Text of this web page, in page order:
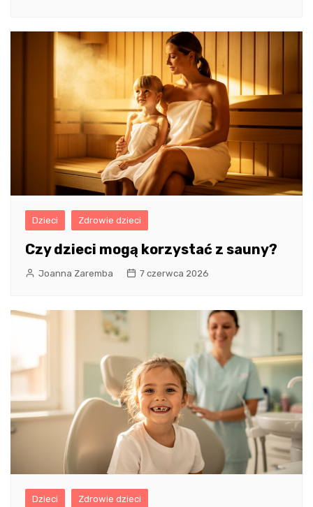
Dzieci Zdrowie dzieci
Czy dzieci mogą korzystać z sauny?
Joanna Zaremba 7 czerwca 2026
Dzieci Zdrowie dzieci